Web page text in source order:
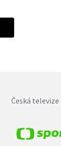
Česká